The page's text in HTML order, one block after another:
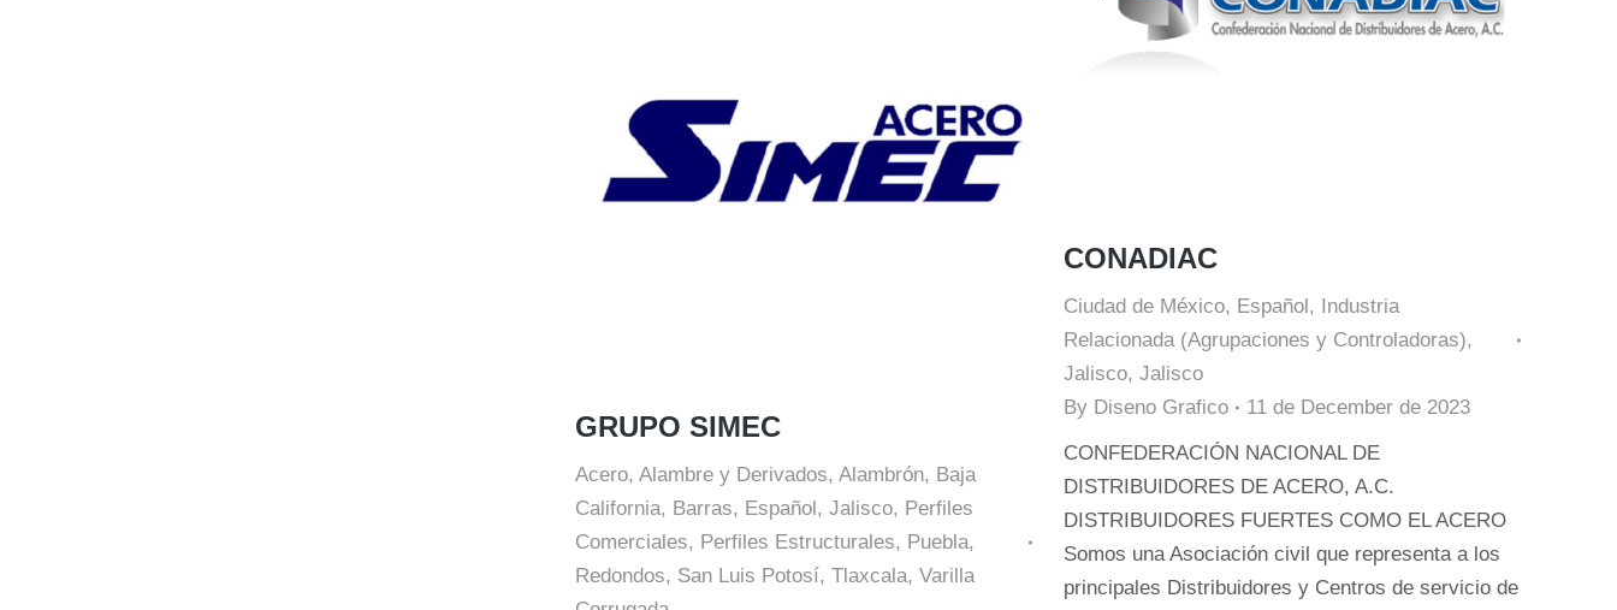
CONADIAC
Ciudad de México, Español, Industria
Relacionada (Agrupaciones y Controladoras),
Jalisco, Jalisco
By Diseno Grafico
11 de December de 2023
CONFEDERACIÓN NACIONAL DE
DISTRIBUIDORES DE ACERO, A.C.
DISTRIBUIDORES FUERTES COMO EL ACERO
Somos una Asociación civil que representa a los
principales Distribuidores y Centros de servicio de
GRUPO SIMEC
Acero, Alambre y Derivados, Alambrón, Baja
California, Barras, Español, Jalisco, Perfiles
Comerciales, Perfiles Estructurales, Puebla,
Redondos, San Luis Potosí, Tlaxcala, Varilla